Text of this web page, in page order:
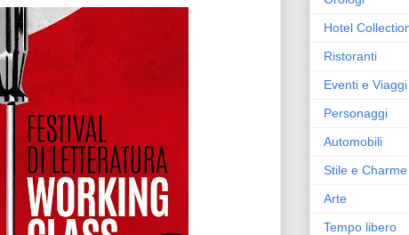
Hotel
Ristoranti
Eventi e Viaggi
Personaggi
Automobili
Stile e Charme
Arte
Tempo libero